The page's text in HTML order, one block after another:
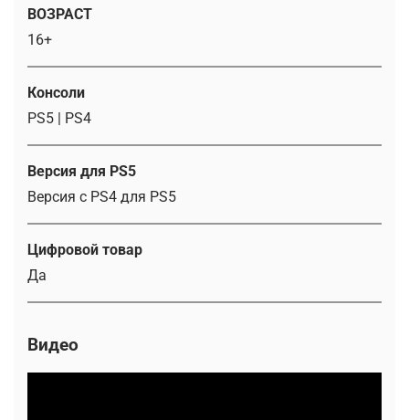
ВОЗРАСТ
16+
Консоли
PS5 | PS4
Версия для PS5
Версия с PS4 для PS5
Цифровой товар
Да
Видео